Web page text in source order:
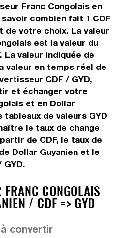
Franc Congolais en
combien fait 1 CDF
de votre choix. La valeur
est la valeur du
La valeur indiquée de
valeur en temps réel de
CDF / GYD,
et échanger votre
et en Dollar
tableaux de valeurs GYD
le taux de change
de CDF, le taux de
Dollar Guyanien et le
GYD.
FRANC CONGOLAIS
/ CDF => GYD